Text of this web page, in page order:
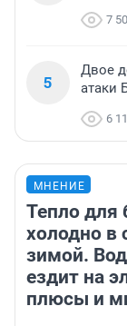
7
5
Двое
атаки
6
МНЕНИЕ
Тепло для
холодно в
зимой.
ездит на
плюсы и